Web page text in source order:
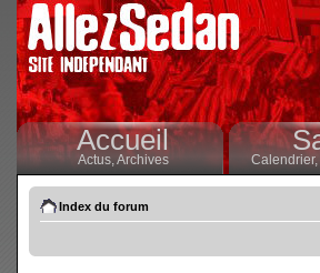
Accueil
Actus,Archives Calendrier,
Index du forum